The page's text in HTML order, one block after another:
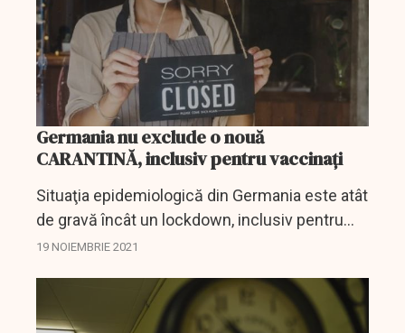
Germania nu exclude o nouă
CARANTINĂ, inclusiv pentru vaccinați
Situaţia epidemiologică din Germania este atât
de gravă încât un lockdown, inclusiv pentru
persoanele care s-au vaccinat, nu poate fi
19 NOIEMBRIE 2021